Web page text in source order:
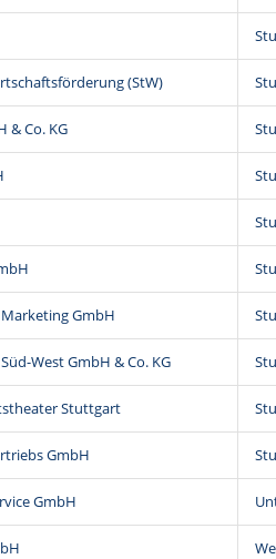
(StW)
& Co. KG
GmbH
West GmbH & Co. KG
Stuttgart
GmbH
GmbH